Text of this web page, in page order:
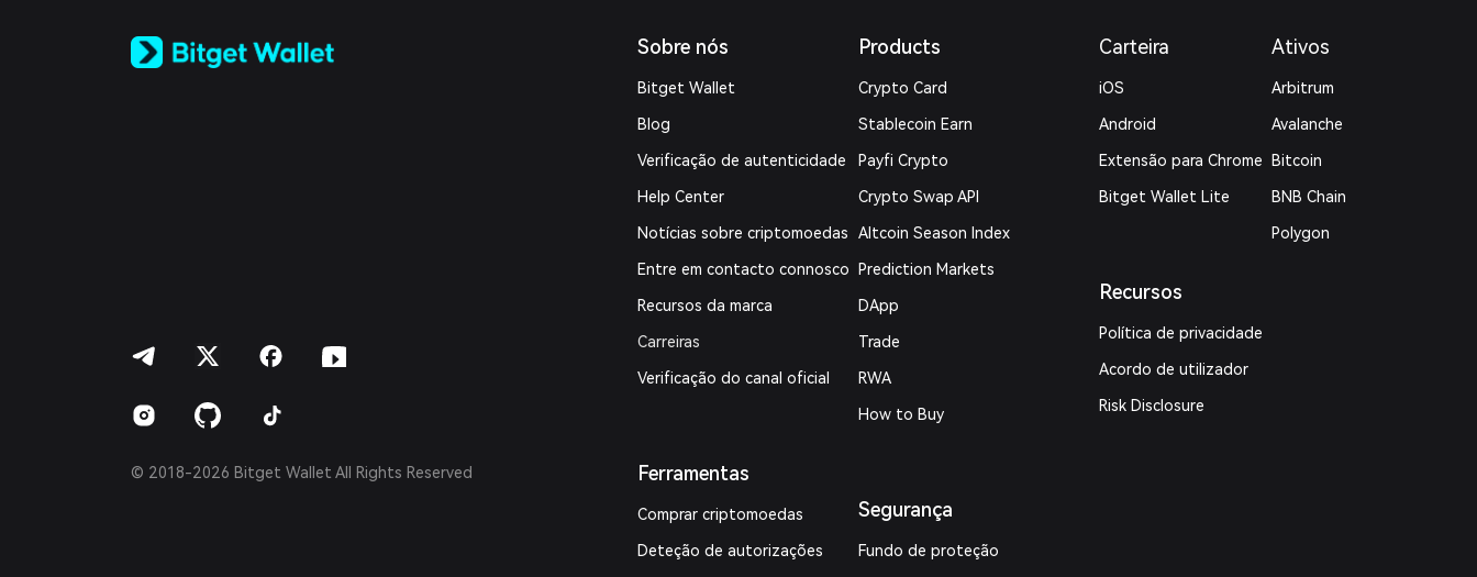
Español (Latinoamérica)
© 2018-2026 Bitget Wallet All Rights Reserved
Sobre nós
Bitget Wallet
Blog
Verificação de autenticidade
Help Center
Notícias sobre criptomoedas
Entre em contacto connosco
Recursos da marca
Carreiras
Verificação do canal oficial
Ferramentas
Comprar criptomoedas
Deteção de autorizações
Products
Crypto Card
Stablecoin Earn
Payfi Crypto
Crypto Swap API
Altcoin Season Index
Prediction Markets
DApp
Trade
RWA
How to Buy
Segurança
Fundo de proteção
Carteira
iOS
Android
Extensão para Chrome
Bitget Wallet Lite
Recursos
Política de privacidade
Acordo de utilizador
Risk Disclosure
Ativos
Arbitrum
Avalanche
Bitcoin
BNB Chain
Polygon